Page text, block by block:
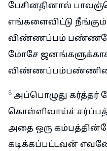
பேசினதினால்
எங்களைவிட்டு
விண்ணப்பம்
மோசே
8 அப்பொழுது கர்த்தர்
கொள்ளிவாய்ச்
அதை ஒரு
கடிக்கப்பட்டவன்